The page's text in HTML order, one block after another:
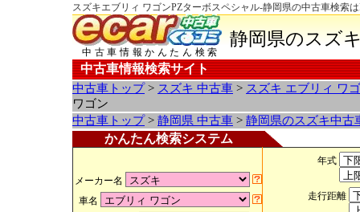
スズキエブリィ ワゴンPZターボスペシャル-静岡県の中古車検索
中古車情報かんたん検索
静岡県のスズ
中古車情報検索サイト
中古車トップ> スズキ 中古車 > スズキ エブリィ ワ
ワゴン
中古車トップ> 静岡県 中古車 > 静岡県のスズキ中古
かんたん検索システム
メーカー名
車名
年式
走行距離